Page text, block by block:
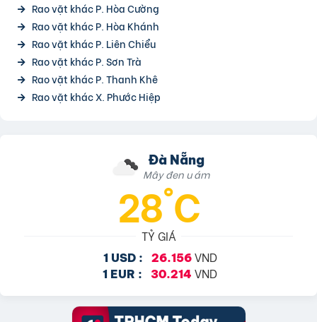
Rao vặt khác P. Hòa Cường
Rao vặt khác P. Hòa Khánh
Rao vặt khác P. Liên Chiểu
Rao vặt khác P. Sơn Trà
Rao vặt khác P. Thanh Khê
Rao vặt khác X. Phước Hiệp
Đà Nẵng
Mây đen u ám
28°C
TỶ GIÁ
1 USD : 26.156VND
1 EUR : 30.214 VND